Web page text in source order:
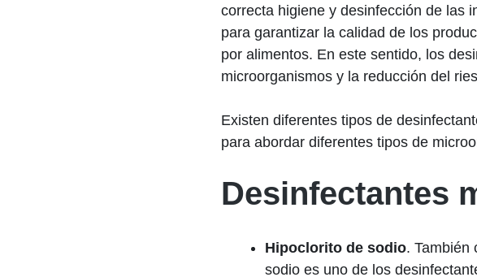
correcta higiene y desinfección de las
para garantizar la calidad de los
por alimentos. En este sentido, los
microorganismos y la reducción del
Existen diferentes tipos de
para abordar diferentes tipos de
Desinfectantes
Hipoclorito de sodio. También
sodio es uno de los